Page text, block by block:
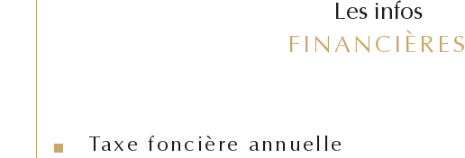
Les infos
FINANCIÈRES
Taxe foncière annuelle